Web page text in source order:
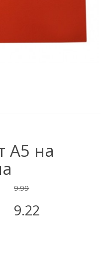
А5 на
9.99
9.22